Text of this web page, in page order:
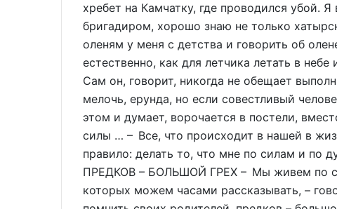
хребет на Камчатку, где проводился убой.
бригадиром, хорошо знаю не только
оленям у меня с детства и говорить об
естественно, как для летчика летать в
Сам он, говорит, никогда не обещает
мелочь, ерунда, но если совестливый
этом и думает, ворочается в постели,
силы … – Все, что происходит в нашей в
правило: делать то, что мне по силам и по
ПРЕДКОВ – БОЛЬШОЙ ГРЕХ – Мы живем по
которых можем часами рассказывать, –